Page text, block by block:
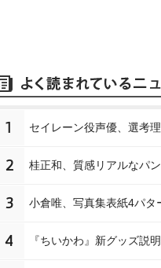
1 セイレーン役声優、選考
2 桂正和、質感リアルなパ
3 小倉唯、写真集表紙4パタ
4 『ちいかわ』新グッズ説